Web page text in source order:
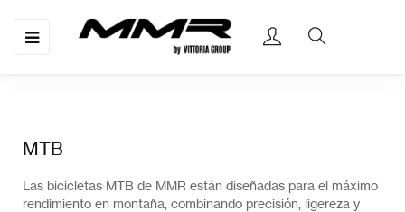
Navegación
☰
MTB
Las bicicletas MTB de MMR están diseñadas para el máximo
rendimiento en montaña, combinando precisión, ligereza y